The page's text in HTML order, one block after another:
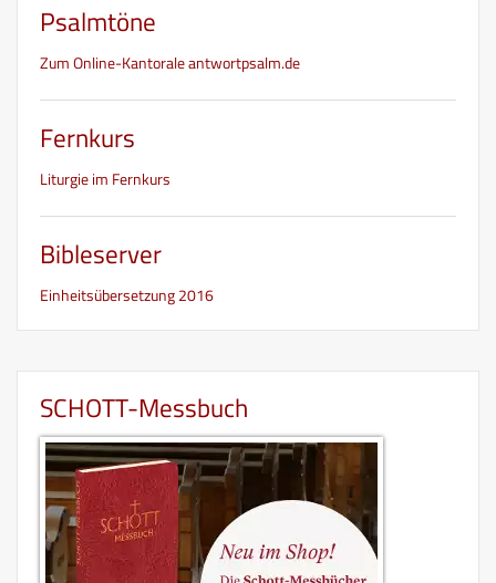
Psalmtöne
Zum Online-Kantorale antwortpsalm.de
Fernkurs
Liturgie im Fernkurs
Bibleserver
Einheitsübersetzung 2016
SCHOTT-Messbuch